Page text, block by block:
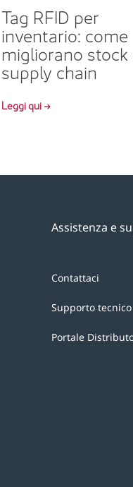
Tag RFID per
inventario: come
migliorano stock
supply chain
Leggi qui →
Assistenza e
Contattaci
Supporto tecnico
Portale